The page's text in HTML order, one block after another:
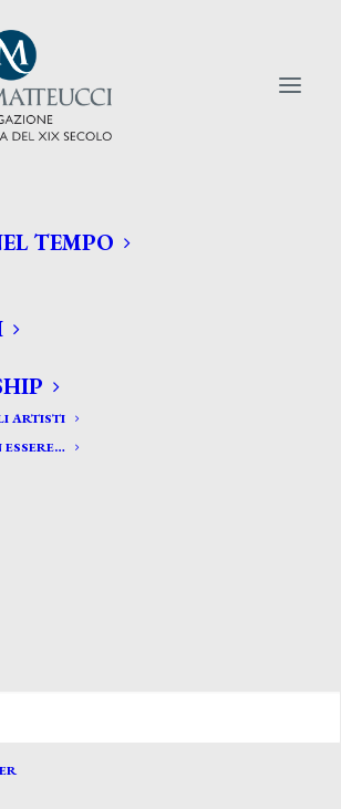
TEMPO
ARTISTI
ESSERE…
GLI ARTISTI:
tra il 1880 e il 1885
che toma a casa, assunse dal